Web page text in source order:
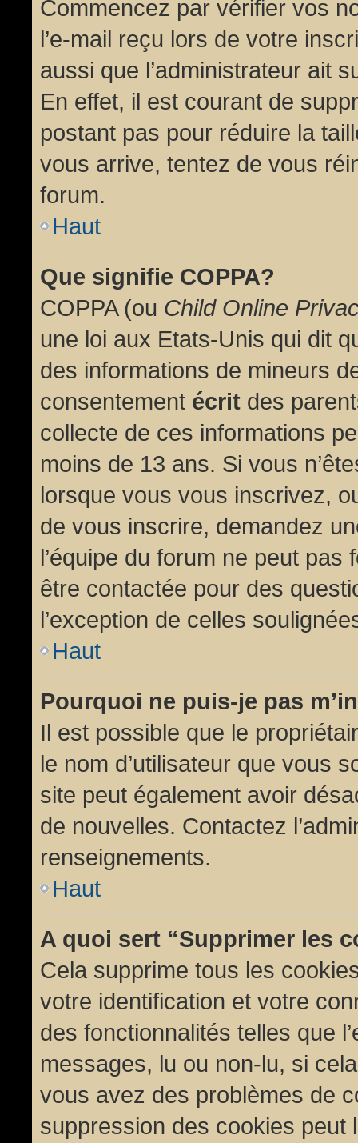
Commencez par vérifier vos
l’e-mail reçu lors de votre
aussi que l’administrateur ait
En effet, il est courant de
postant pas pour réduire la
vous arrive, tentez de vous
forum.
Haut
Que signifie COPPA?
COPPA (ou Child Online
une loi aux Etats-Unis qui dit
des informations de mineurs
consentement écrit des
collecte de ces informations
moins de 13 ans. Si vous
lorsque vous vous inscrivez,
de vous inscrire, demandez
l’équipe du forum ne peut
être contactée pour des
l’exception de celles
Haut
Pourquoi ne puis-je pas
Il est possible que le
le nom d’utilisateur que vous
site peut également avoir
de nouvelles. Contactez
renseignements.
Haut
A quoi sert “Supprimer les
Cela supprime tous les
votre identification et votre
des fonctionnalités telles que
messages, lu ou non-lu, si
vous avez des problèmes de
suppression des cookies peut